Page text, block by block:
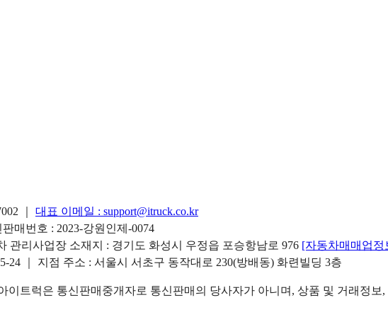
대표 이메일 : support@itruck.co.kr
판매번호 : 2023-강원인제-0074
관리사업장 소재지 : 경기도 화성시 우정읍 포승항남로 976 [자동차매매업정
｜ 지점 주소 : 서울시 서초구 동작대로 230(방배동) 화련빌딩 3층
트럭은 통신판매중개자로 통신판매의 당사자가 아니며, 상품 및 거래정